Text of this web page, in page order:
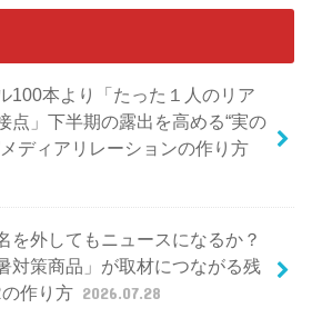
100本より「たった１人のリア
点」下半期の露出を高める“実の
メディアリレーションの作り方
を外してもニュースになるか？
対策商品」が取材につながる残
作り方 2026.07.28